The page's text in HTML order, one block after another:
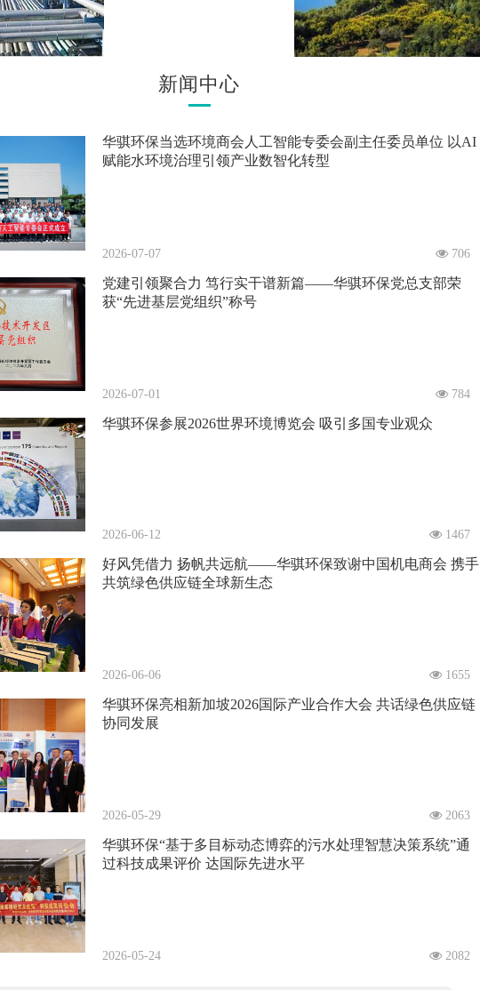
新闻中心
华骐环保当选环境商会人工智能专委会副主任委员单位 以AI
赋能水环境治理引领产业数智化转型
2026-07-07 706
党建引领聚合力 笃行实干谱新篇——华骐环保党总支部荣
获“先进基层党组织”称号
2026-07-01 784
华骐环保参展2026世界环境博览会 吸引多国专业观众
2026-06-12 1467
好风凭借力 扬帆共远航——华骐环保致谢中国机电商会 携手
共筑绿色供应链全球新生态
2026-06-06 1655
华骐环保亮相新加坡2026国际产业合作大会 共话绿色供应链
协同发展
2026-05-29 2063
华骐环保“基于多目标动态博弈的污水处理智慧决策系统”通
过科技成果评价 达国际先进水平
2026-05-24 2082